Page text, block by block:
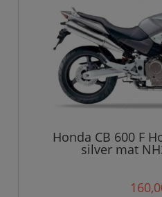
Honda CB 600 F
silver mat